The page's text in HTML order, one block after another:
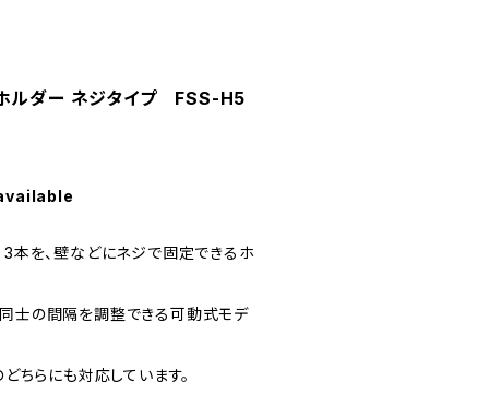
ルダー ネジタイプ FSS-H5
3本を、壁などにネジで固定できるホ
同士の間隔を調整できる可動式モデ
ちらにも対応しています。